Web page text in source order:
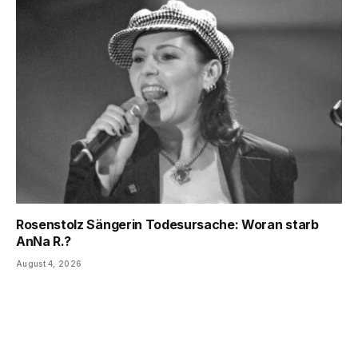
Rosenstolz Sängerin Todesursache: Woran starb
AnNa R.?
August 4, 2026